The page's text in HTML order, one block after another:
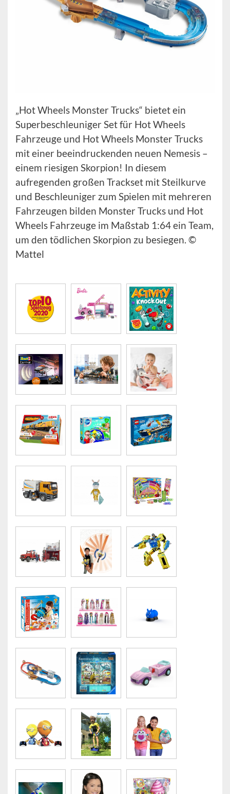
„Hot Wheels Monster Trucks“ bietet ein
Superbeschleuniger Set für Hot Wheels
Fahrzeuge und Hot Wheels Monster Trucks
mit einer beeindruckenden neuen Nemesis –
einem riesigen Skorpion! In diesem
aufregenden großen Trackset mit Steilkurve
und Beschleuniger zum Spielen mit mehreren
Fahrzeugen bilden Monster Trucks und Hot
Wheels Fahrzeuge im Maßstab 1:64 ein Team,
um den tödlichen Skorpion zu besiegen. ©
Mattel